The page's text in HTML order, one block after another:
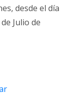
desde el día
Julio de